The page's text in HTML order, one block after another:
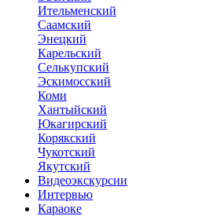
Ительменский
Саамский
Энецкий
Карельский
Селькупский
Эскимосский
Коми
Хантыйский
Юкагирский
Корякский
Чукотский
Якутский
Видеоэкскурсии
Интервью
Караоке